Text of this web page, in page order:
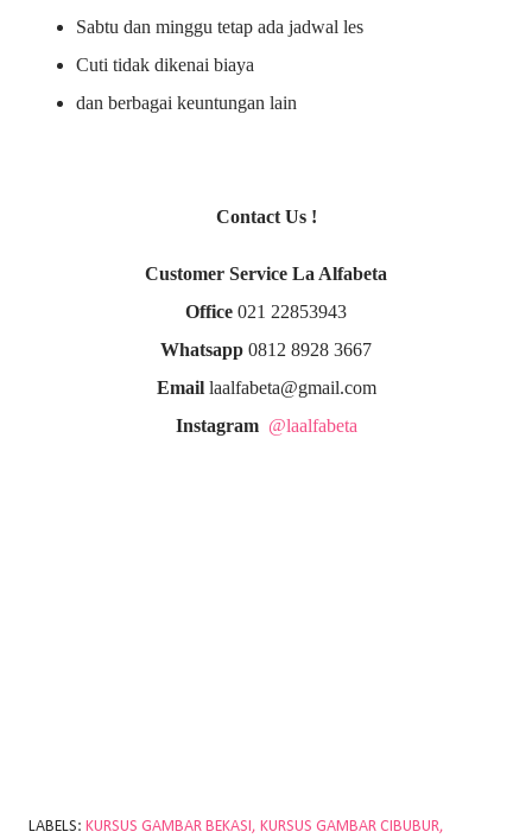
Sabtu dan minggu tetap ada jadwal les
Cuti tidak dikenai biaya
dan berbagai keuntungan lain
Contact Us !
Customer Service La Alfabeta
Office 021 22853943
Whatsapp 0812 8928 3667
Emaillaalfabeta@gmail.com
Instagram @laalfabeta
LABELS: KURSUS GAMBAR BEKASI KURSUS GAMBAR CIBUBUR